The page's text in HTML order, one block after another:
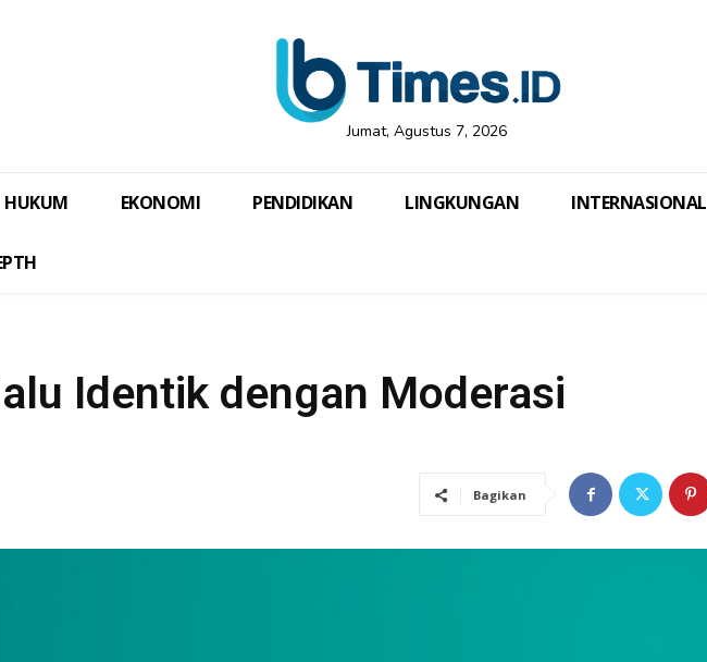
Jumat, Agustus 7, 2026
HUKUM EKONOMI PENDIDIKAN LINGKUNGAN INTERNASIONAL
Identik dengan Moderasi
Bagikan